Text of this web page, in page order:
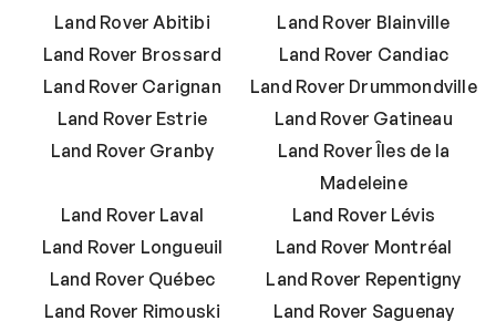
Land Rover Abitibi
Land Rover Blainville
Land Rover Brossard
Land Rover Candiac
Land Rover Carignan
Land Rover Drummondville
Land Rover Estrie
Land Rover Gatineau
Land Rover Granby
Land Rover Îles de la
Madeleine
Land Rover Laval
Land Rover Lévis
Land Rover Longueuil
Land Rover Montréal
Land Rover Québec
Land Rover Repentigny
Land Rover Rimouski
Land Rover Saguenay